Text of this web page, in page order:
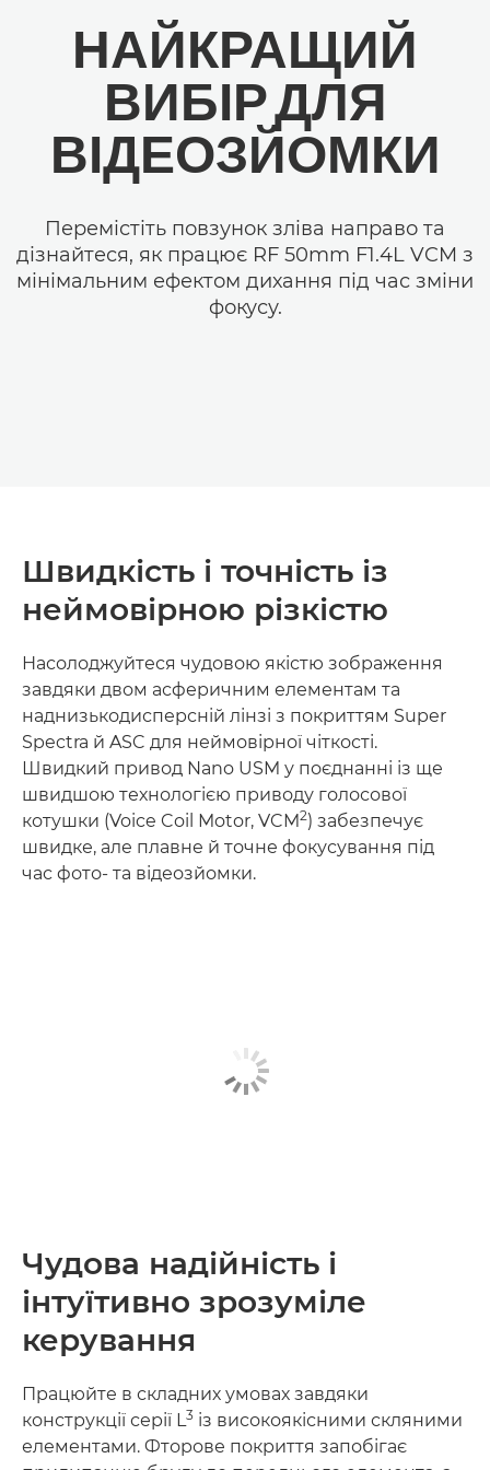
НАЙКРАЩИЙ
ВИБІР ДЛЯ
ВІДЕОЗЙОМКИ
Перемістіть повзунок зліва направо та
дізнайтеся, як працює RF 50mm F1.4L VCM з
мінімальним ефектом дихання під час зміни
фокусу.
Швидкість і точність із
неймовірною різкістю
Насолоджуйтеся чудовою якістю зображення
завдяки двом асферичним елементам та
наднизькодисперсній лінзі з покриттям Super
Spectra й ASC для неймовірної чіткості.
Швидкий привод Nano USM у поєднанні із ще
швидшою технологією приводу голосової
котушки (Voice Coil Motor, VCM2) забезпечує
швидке, але плавне й точне фокусування під
час фото- та відеозйомки.
Чудова надійність і
інтуїтивно зрозуміле
керування
Працюйте в складних умовах завдяки
конструкції серії L3 із високоякісними скляними
елементами. Фторове покриття запобігає